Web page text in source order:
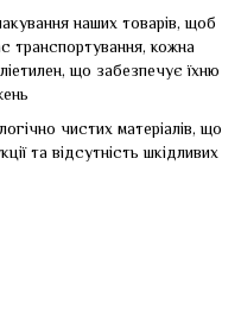
наших товарів, щоб
транспортування, кожна
що забезпечує їхню
чистих матеріалів, що
та відсутність шкідливих